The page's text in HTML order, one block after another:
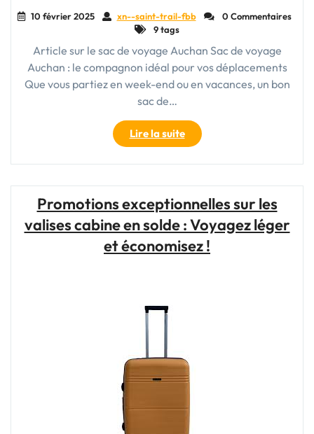
Compagnon
Déplacement
Idéal"
10 février 2025 xn--saint-trail-fbb
0 Commentaires
9 tags
Article sur le sac de voyage Auchan Sac de voyage
Auchan : le compagnon idéal pour vos déplacements
Que vous partiez en week-end ou en vacances, un bon
sac de…
Lire la suite"Trouvez
votre
sac
parfait
chez
Auchan"
Promotions exceptionnelles sur les
valises cabine en solde : Voyagez léger
et économisez !